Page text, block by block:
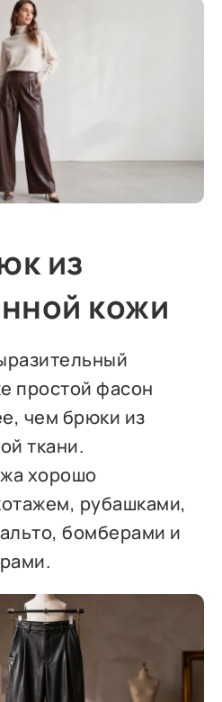
из
кожи
простой фасон
чем брюки из
ткани.
хорошо
рубашками,
бомберами и